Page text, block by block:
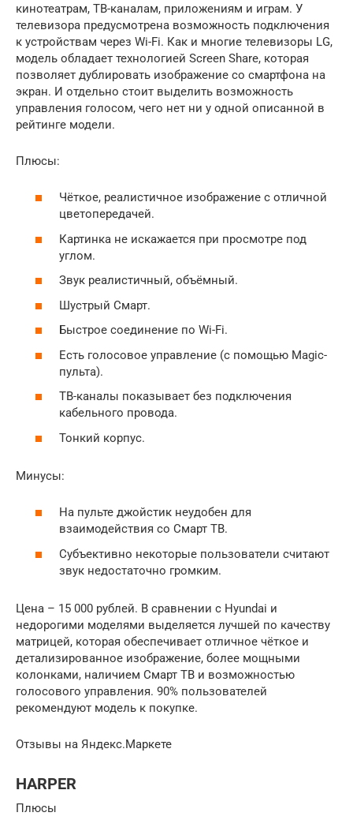
кинотеатрам, ТВ-каналам, приложениям и играм. У
телевизора предусмотрена возможность подключения
к устройствам через Wi-Fi. Как и многие телевизоры LG,
модель обладает технологией Screen Share, которая
позволяет дублировать изображение со смартфона на
экран. И отдельно стоит выделить возможность
управления голосом, чего нет ни у одной описанной в
рейтинге модели.
Плюсы:
Чёткое, реалистичное изображение с отличной
цветопередачей.
Картинка не искажается при просмотре под
углом.
Звук реалистичный, объёмный.
Шустрый Смарт.
Быстрое соединение по Wi-Fi.
Есть голосовое управление (с помощью Magic-
пульта).
ТВ-каналы показывает без подключения
кабельного провода.
Тонкий корпус.
Минусы:
На пульте джойстик неудобен для
взаимодействия со Смарт ТВ.
Субъективно некоторые пользователи считают
звук недостаточно громким.
Цена – 15 000 рублей. В сравнении с Hyundai и
недорогими моделями выделяется лучшей по качеству
матрицей, которая обеспечивает отличное чёткое и
детализированное изображение, более мощными
колонками, наличием Смарт ТВ и возможностью
голосового управления. 90% пользователей
рекомендуют модель к покупке.
Отзывы на Яндекс.Маркете
HARPER
Плюсы